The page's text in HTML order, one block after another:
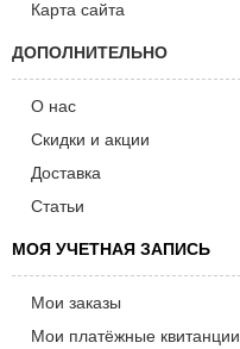
Карта сайта
ДОПОЛНИТЕЛЬНО
О нас
Скидки и акции
Доставка
Статьи
МОЯ УЧЕТНАЯ ЗАПИСЬ
Мои заказы
Мои платёжные квитанции